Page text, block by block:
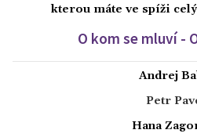
kterou máte ve spíži
O kom se mluví -
Andrej
Petr
Hana